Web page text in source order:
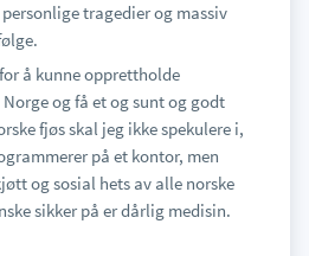
tragedier og massiv
å kunne opprettholde
og få et og sunt og godt
fjøs skal jeg ikke spekulere i,
på et kontor, men
og sosial hets av alle norske
sikker på er dårlig medisin.